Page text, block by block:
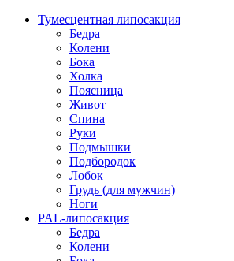
Тумесцентная липосакция
Бедра
Колени
Бока
Холка
Поясница
Живот
Спина
Руки
Подмышки
Подбородок
Лобок
Грудь (для мужчин)
Ноги
PAL-липосакция
Бедра
Колени